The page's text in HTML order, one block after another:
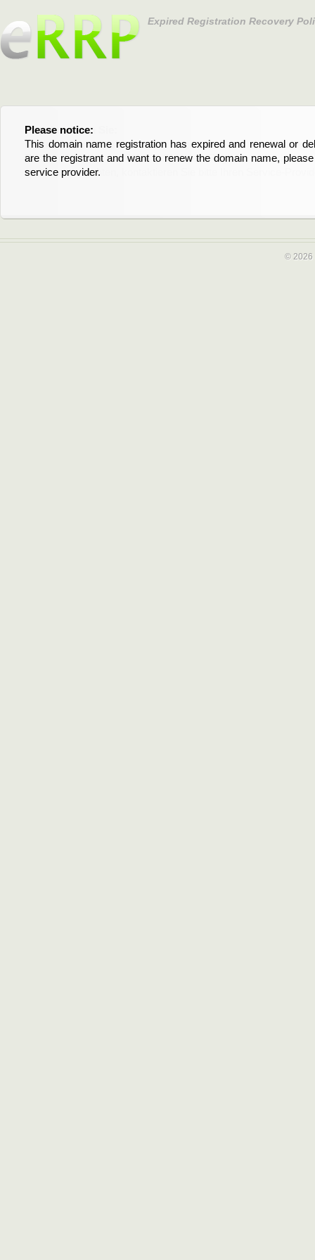
Expired Registration Recovery
Please notice:
This domain name registration has expired and renewal or
are the registrant and want to renew the domain name,
service provider.
Bitte beachten Sie:
Diese Domainregistrierung ist abgelaufen und die
Domain stehen an. Wenn Sie der Registrant sind und
verlängern möchten, kontaktieren Sie bitte Ihren Service-
© 2026